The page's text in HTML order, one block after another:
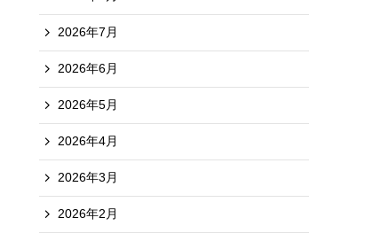
2026年7月
2026年6月
2026年5月
2026年4月
2026年3月
2026年2月